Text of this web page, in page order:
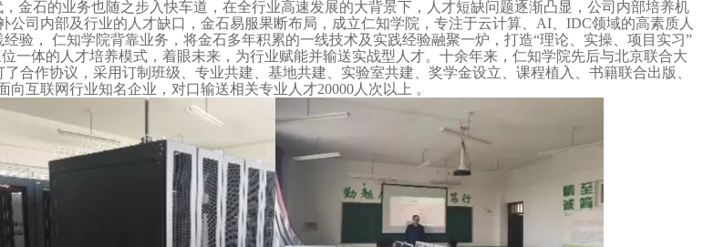
金石的业务也随之步入快车道，在全行业高速发展的大背景下，人才短缺问题逐渐凸显，公司内部培养机
司内部及行业的人才缺口，金石易服果断布局，成立仁知学院，专注于云计算、AI、IDC领域的高素质人
验， 仁知学院背靠业务，将金石多年积累的一线技术及实践经验融聚一炉，打造“理论、实操、项目实习”
一体的人才培养模式，着眼未来，为行业赋能并输送实战型人才。十余年来，仁知学院先后与北京联合大
合作协议，采用订制班级、专业共建、基地共建、实验室共建、奖学金设立、课程植入、书籍联合出版、
互联网行业知名企业，对口输送相关专业人才20000人次以上 。